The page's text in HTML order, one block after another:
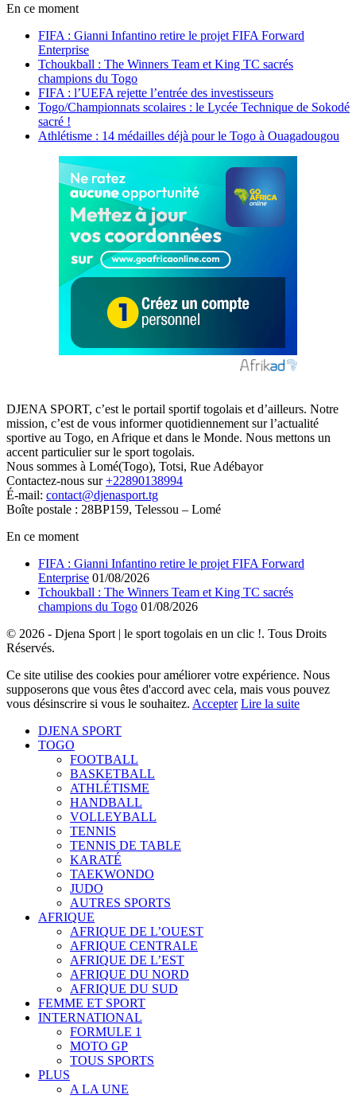
En ce moment
FIFA : Gianni Infantino retire le projet FIFA Forward
Enterprise
Tchoukball : The Winners Team et King TC sacrés
champions du Togo
FIFA : l’UEFA rejette l’entrée des investisseurs
Togo/Championnats scolaires : le Lycée Technique de Sokodé
sacré !
Athlétisme : 14 médailles déjà pour le Togo à Ouagadougou
DJENA SPORT, c’est le portail sportif togolais et d’ailleurs. Notre
mission, c’est de vous informer quotidiennement sur l’actualité
sportive au Togo, en Afrique et dans le Monde. Nous mettons un
accent particulier sur le sport togolais.
Nous sommes à Lomé(Togo), Totsi, Rue Adébayor
Contactez-nous sur+22890138994
É-mail: contact@djenasport.tg
Boîte postale : 28BP159, Telessou – Lomé
En ce moment
FIFA : Gianni Infantino retire le projet FIFA Forward
Enterprise 01/08/2026
Tchoukball : The Winners Team et King TC sacrés
champions du Togo 01/08/2026
© 2026 - Djena Sport | le sport togolais en un clic !. Tous Droits
Réservés.
Ce site utilise des cookies pour améliorer votre expérience. Nous
supposerons que vous êtes d'accord avec cela, mais vous pouvez
vous désinscrire si vous le souhaitez. Accepter Lire la suite
DJENA SPORT
TOGO
FOOTBALL
BASKETBALL
ATHLÉTISME
HANDBALL
VOLLEYBALL
TENNIS
TENNIS DE TABLE
KARATÉ
TAEKWONDO
JUDO
AUTRES SPORTS
AFRIQUE
AFRIQUE DE L’OUEST
AFRIQUE CENTRALE
AFRIQUE DE L’EST
AFRIQUE DU NORD
AFRIQUE DU SUD
FEMME ET SPORT
INTERNATIONAL
FORMULE 1
MOTO GP
TOUS SPORTS
PLUS
A LA UNE